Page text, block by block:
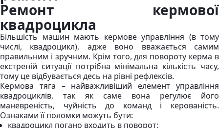
Ремонт кермової
квадроцикла
Більшість машин мають кермове управління (в тому
числі, квадроцикл), адже воно вважається самим
правильним і зручним. Крім того, для повороту керма в
екстреній ситуації потрібна мінімальна кількість часу,
тому це відбувається десь на рівні рефлексів.
Кермова тяга – найважливіший елемент управління
квадроциклів, так як саме вона регулює його
маневреність, чуйність до команд і керованість.
Ознаками її поломки можуть бути:
квадроцикл погано входить в поворот;